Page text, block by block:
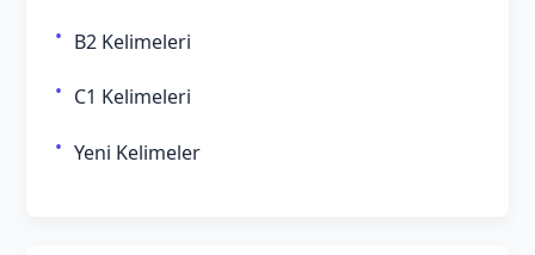
B2 Kelimeleri
C1 Kelimeleri
Yeni Kelimeler